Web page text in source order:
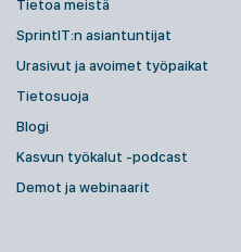
Tietoa meistä
SprintIT:n asiantuntijat
Urasivut ja avoimet työpaikat
Tietosuoja
Blogi
Kasvun työkalut -podcast
Demot ja webinaarit